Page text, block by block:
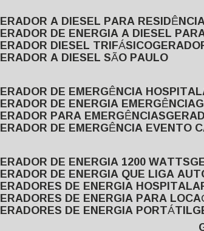
GERADOR A DIESEL PARA
GERADOR DE ENERGIA A DIESEL
GERADOR DIESEL TRIFÁSICO
GERADOR A DIESEL SÃO PAULO
GERADOR DE EMERGÊNCIA
GERADOR DE ENERGIA EMERGÊNCIA
GERADOR PARA EMERGÊNCIAS
GERADOR DE EMERGÊNCIA EVENTO
GERADOR DE ENERGIA 1200 WATTS
GERADOR DE ENERGIA QUE LIGA
GERADORES DE ENERGIA
GERADORES DE ENERGIA PARA
GERADORES DE ENERGIA PORTÁTIL